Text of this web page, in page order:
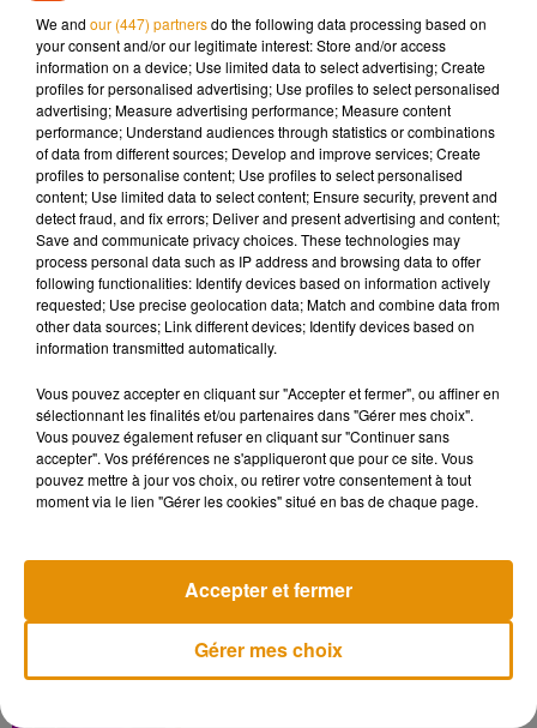
contrôle de sa voiture en voulant tester les freins. Il devra
répondre de ses actes prochainement devant la justice.
Musique
7 août 2026
Madonna sort enfin le remix de « Love
Sensation » avec Kylie Minogue
7 août 2026
Angèle et Amélie Lens dévoilent leur
collaboration tant attendue
Pomme emprunte le décor de l’émission
« Loups Garous » pour son...
We and our (447) partnersdo the following data processing based on
your consent and/or our legitimate interest: Store and/or access
information on a device; Use limited data to select advertising; Create
profiles for personalised advertising; Use profiles to select personalised
advertising; Measure advertising performance; Measure content
performance; Understand audiences through statistics or combinations
of data from different sources; Develop and improve services; Create
profiles to personalise content; Use profiles to select personalised
content; Use limited data to select content; Ensure security, prevent and
detect fraud, and fix errors; Deliver and present advertising and content;
Save and communicate privacy choices. These technologies may
process personal data such as IP address and browsing data to offer
following functionalities: Identify devices based on information actively
requested; Use precise geolocation data; Match and combine data from
other data sources; Link different devices; Identify devices based on
information transmitted automatically.
Vous pouvez accepter en cliquant sur "Accepter et fermer", ou affiner en
sélectionnant les finalités et/ou partenaires dans "Gérer mes choix".
Vous pouvez également refuser en cliquant sur "Continuer sans
accepter". Vos préférences ne s'appliqueront que pour ce site. Vous
pouvez mettre à jour vos choix, ou retirer votre consentement à tout
moment via le lien "Gérer les cookies" situé en bas de chaque page.
Gérer mes choix
Accepter et fermer